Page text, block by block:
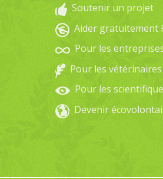
Soutenir un projet
Aider gratuitement
Pour les
Pour les vétérinaires
Pour les
Devenir